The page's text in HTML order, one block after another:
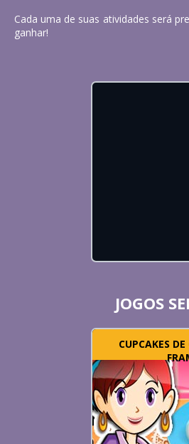
Cada uma de suas atividades será
ganhar!
JOGOS
CUPCAKES